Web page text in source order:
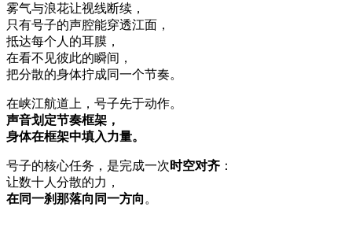
雾气与浪花让视线断续，
只有号子的声腔能穿透江面，
抵达每个人的耳膜，
在看不见彼此的瞬间，
把分散的身体拧成同一个节奏。
在峡江航道上，号子先于动作。
声音划定节奏框架，
身体在框架中填入力量。
号子的核心任务，是完成一次 时空对齐 ：
让数十人分散的力，
在同一刹那落向同一方向 。